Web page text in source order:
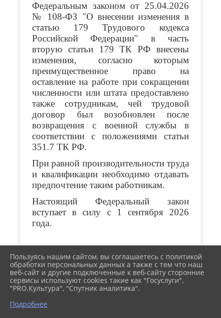
Федеральным законом от 25.04.2026
№ 108-ФЗ "О внесении изменения в
статью 179 Трудового кодекса
Российской Федерации" в часть
вторую статьи 179 ТК РФ внесены
изменения, согласно которым
преимущественное право на
оставление на работе при сокращении
численности или штата предоставлено
также сотрудникам, чей трудовой
договор был возобновлен после
возвращения с военной службы в
соответствии с положениями статьи
351.7 ТК РФ.
При равной производительности труда
и квалификации необходимо отдавать
предпочтение таким работникам.
Настоящий Федеральный закон
вступает в силу с 1 сентября 2026
года.
2026 г. городтимашевск.рф
Вход
Карта сайта
Политика обработки персональных данных
Пользуясь нашим сайтом, вы соглашаетесь с политикой
обработки персональных данных а также с тем что наш
веб-сайт и другие подключенные к веб-сайту сторонние
сервисы используют cookies такие как "Госуслуги",
"PRO.Культура", "Спутник аналитика".
Подробнее